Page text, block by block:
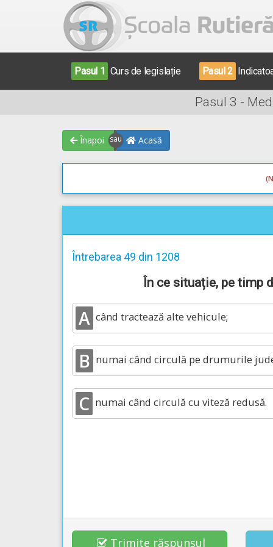
Pasul 1 Curs de legislație Pasul 2
Pasul 3 -
Înapoi Acasă
Întrebarea 49 din 1208
În ce situație, pe timp
A când tractează alte vehicule;
B numai când circulă pe drumurile
C numai când circulă cu viteză redusă.
Trimite răspunsul